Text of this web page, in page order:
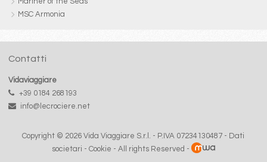
MSC Armonia
Contatti
Vidaviaggiare
+39 0184 268193
info@lecrociere.net
Copyright © 2026 Vida Viaggiare S.r.l. - P.IVA 07234130487 - Dati
societari - Cookie - All rights Reserved -